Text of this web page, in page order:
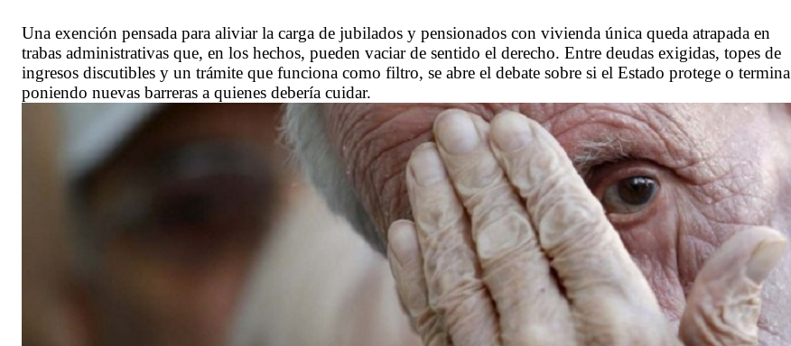
Una exención pensada para aliviar la carga de jubilados y pensionados con vivienda única queda atrapada en
trabas administrativas que, en los hechos, pueden vaciar de sentido el derecho. Entre deudas exigidas, topes de
ingresos discutibles y un trámite que funciona como filtro, se abre el debate sobre si el Estado protege o termina
poniendo nuevas barreras a quienes debería cuidar.